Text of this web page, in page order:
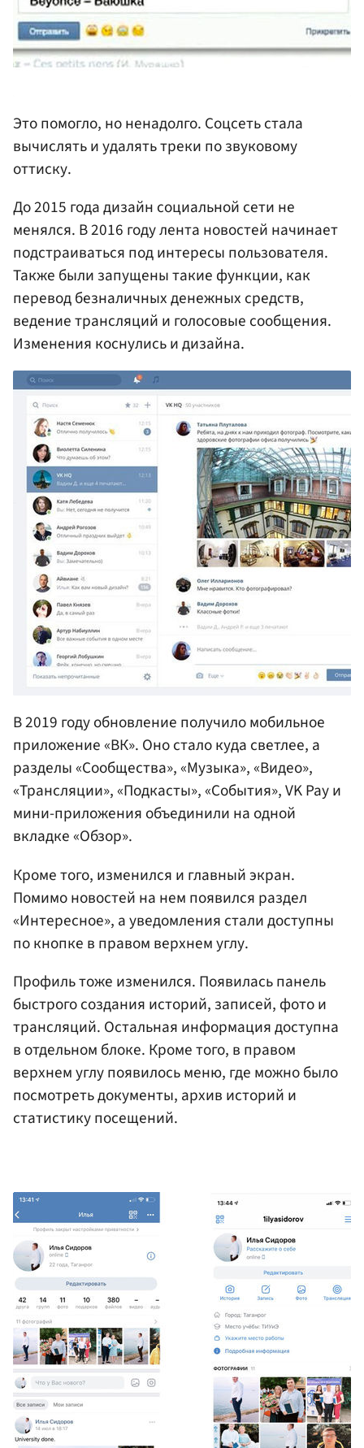
Это помогло, но ненадолго. Соцсеть стала
вычислять и удалять треки по звуковому
оттиску.
До 2015 года дизайн социальной сети не
менялся. В 2016 году лента новостей начинает
подстраиваться под интересы пользователя.
Также были запущены такие функции, как
перевод безналичных денежных средств,
ведение трансляций и голосовые сообщения.
Изменения коснулись и дизайна.
В 2019 году обновление получило мобильное
приложение «ВК». Оно стало куда светлее, а
разделы «Сообщества», «Музыка», «Видео»,
«Трансляции», «Подкасты», «События», VK Pay и
мини-приложения объединили на одной
вкладке «Обзор».
Кроме того, изменился и главный экран.
Помимо новостей на нем появился раздел
«Интересное», а уведомления стали доступны
по кнопке в правом верхнем углу.
Профиль тоже изменился. Появилась панель
быстрого создания историй, записей, фото и
трансляций. Остальная информация доступна
в отдельном блоке. Кроме того, в правом
верхнем углу появилось меню, где можно было
посмотреть документы, архив историй и
статистику посещений.